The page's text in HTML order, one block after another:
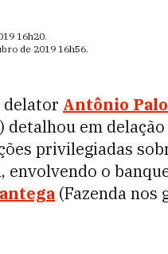
16h20.
de 2019 16h56.
delator Antônio
em
privilegiadas
envolvendo o
(Fazenda nos